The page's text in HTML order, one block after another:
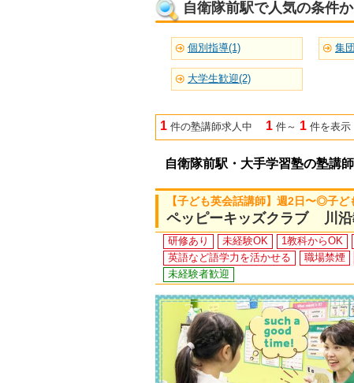
自衛隊前駅で人気の条件
個別指導(1) 集
大学生歓迎(2)
1 件の塾講師求人中 1 件～ 1 件を表示
自衛隊前駅・大手学習塾の塾講
【子ども英会話講師】週2日〜◎子
ペッピーキッズクラブ 川沿
研修あり 未経験OK 1教科からOK
英語など語学力を活かせる
職場禁煙
未経験者歓迎